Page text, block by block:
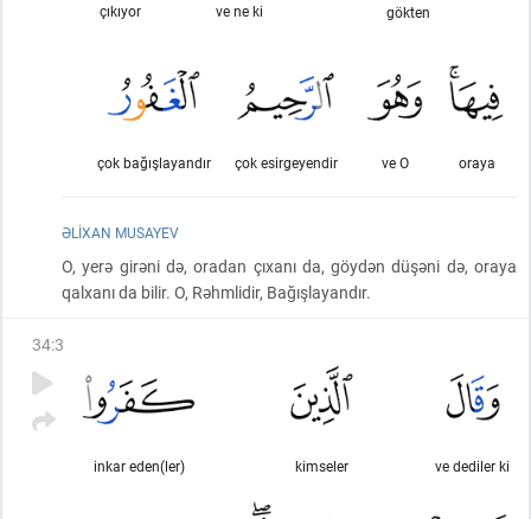
gökten
ve ne ki
çıkıyor
oraya
ve O
çok esirgeyendir
çok bağışlayandır
ƏLIXAN MUSAYEV
O, yerə girəni də, oradan çıxanı da, göydən düşəni də, oraya
qalxanı da bilir. O, Rəhmlidir, Bağışlayandır.
34:3
ve dediler ki
kimseler
inkar eden(ler)